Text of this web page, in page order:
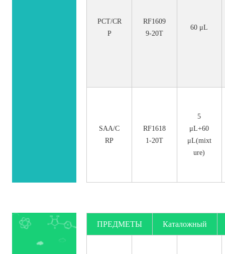
PCT/CR
P
RF1609
9-20T
60 μL
SAA/C
RP
RF1618
1-20T
5
μL+60
μL(mixt
ure)
ПРЕДМЕТЫ Каталожный